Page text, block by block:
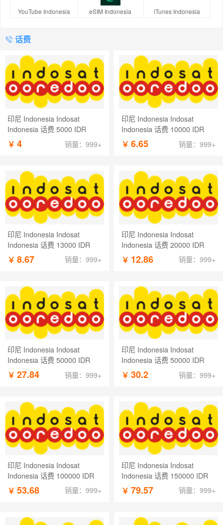
YouTube Indonesia eSIM Indonesia iTunes Indonesia
话费
印尼 Indonesia Indosat
Indonesia 话费 5000 IDR
￥ 4 销量：999+
印尼 Indonesia Indosat
Indonesia 话费 10000 IDR
￥ 6.65 销量：999+
印尼 Indonesia Indosat
Indonesia 话费 13000 IDR
￥ 8.67 销量：999+
印尼 Indonesia Indosat
Indonesia 话费 20000 IDR
￥ 12.86 销量：999+
印尼 Indonesia Indosat
Indonesia 话费 50000 IDR
￥ 27.84 销量：999+
印尼 Indonesia Indosat
Indonesia 话费 50000 IDR
￥ 30.2 销量：999+
印尼 Indonesia Indosat
Indonesia 话费 100000 IDR
￥ 53.68 销量：999+
印尼 Indonesia Indosat
Indonesia 话费 150000 IDR
￥ 79.57 销量：999+